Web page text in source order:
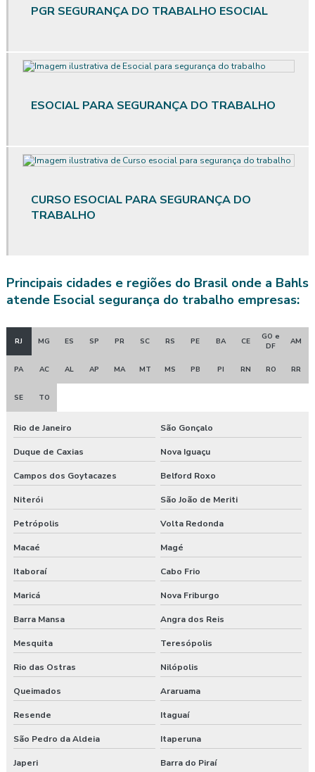
Avaliação ergonômica preliminar das situações de trabalho
Avaliação qualitativa de vibração
Avaliação quantitativa de calor
Avaliação quantitativa de ruído
Clínica de exame admissional
Clínica exame admissional guarapuava
Clinica exame admissional em pinhão
Clinica exame admissional em turvo
Clínica para fazer exame aso
Clínica de medicina do trabalho
Consultoria ambiental e segurança do trabalho
Consultoria empresarial paraná
Consultoria saúde e segurança do trabalho
Consultoria segurança do trabalho
Consultoria segurança do trabalho curitiba
Consultoria segurança do trabalho guarapuava
PGR SEGURANÇA DO TRABALHO ESOCIAL
ESOCIAL PARA SEGURANÇA DO TRABALHO
CURSO ESOCIAL PARA SEGURANÇA DO
TRABALHO
Principais cidades e regiões do Brasil onde a Bahls
atende Esocial segurança do trabalho empresas:
RJ MG ES SP PR SC RS PE BA CE
GO e
DF
AM
PA AC AL AP MA MT MS PB PI RN RO RR
SE TO
Rio de Janeiro São Gonçalo
Duque de Caxias Nova Iguaçu
Campos dos Goytacazes Belford Roxo
Niterói São João de Meriti
Petrópolis Volta Redonda
Macaé Magé
Itaboraí Cabo Frio
Maricá Nova Friburgo
Barra Mansa Angra dos Reis
Mesquita Teresópolis
Rio das Ostras Nilópolis
Queimados Araruama
Resende Itaguaí
São Pedro da Aldeia Itaperuna
Japeri Barra do Piraí